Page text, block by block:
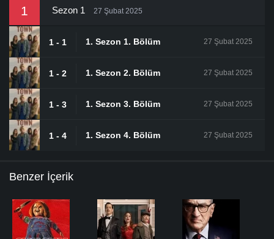
1 Sezon 1 27 Şubat 2025
1 - 1 1. Sezon 1. Bölüm 27 Şubat 2025
1 - 2 1. Sezon 2. Bölüm 27 Şubat 2025
1 - 3 1. Sezon 3. Bölüm 27 Şubat 2025
1 - 4 1. Sezon 4. Bölüm 27 Şubat 2025
Benzer İçerik